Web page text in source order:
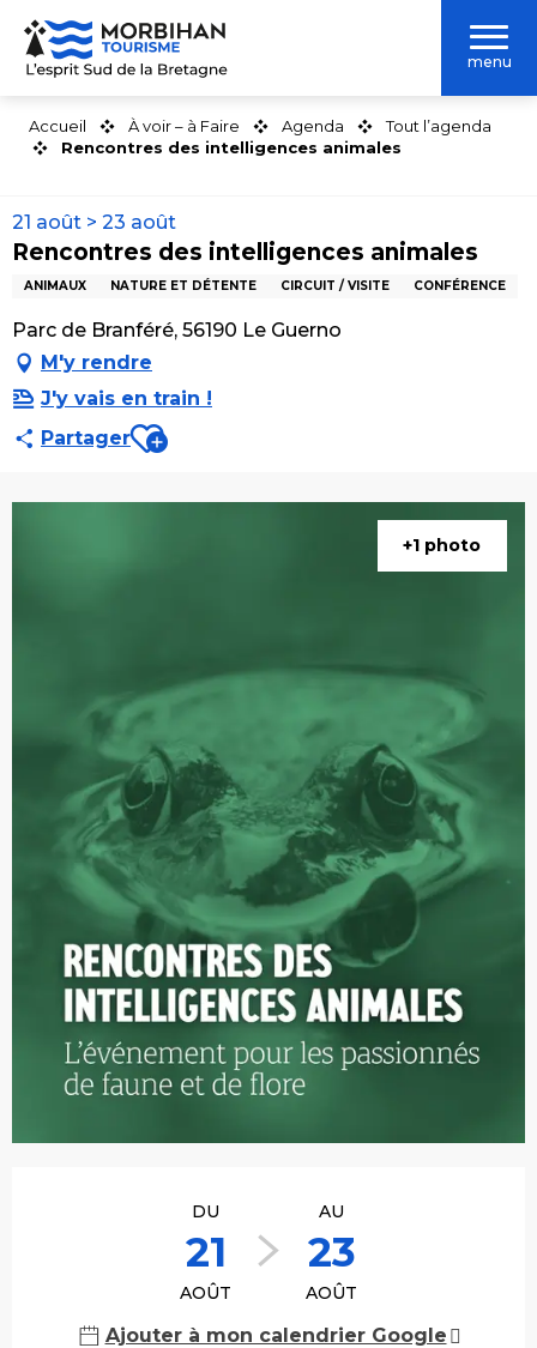
Aller
contenu
menu
Accueil À voir – à Faire Agenda
Tout l’agenda
Rencontres des intelligences animales
21 août > 23 août
Rencontres des intelligences animales
ANIMAUX NATURE ET DÉTENTE CIRCUIT / VISITE CONFÉRENCE
Parc de Branféré, 56190 Le Guerno
M'y rendre
J'y vais en train !
PartagerAjouter aux favoris
+1 photo
DU
21
AOÛT
AU
23
AOÛT
Ajouter à mon calendrier Google